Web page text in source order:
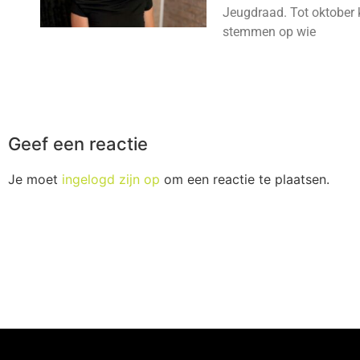
Jeugdraad. Tot oktober
stemmen op wie
Geef een reactie
Je moet ingelogd zijn op om een reactie te plaatsen.